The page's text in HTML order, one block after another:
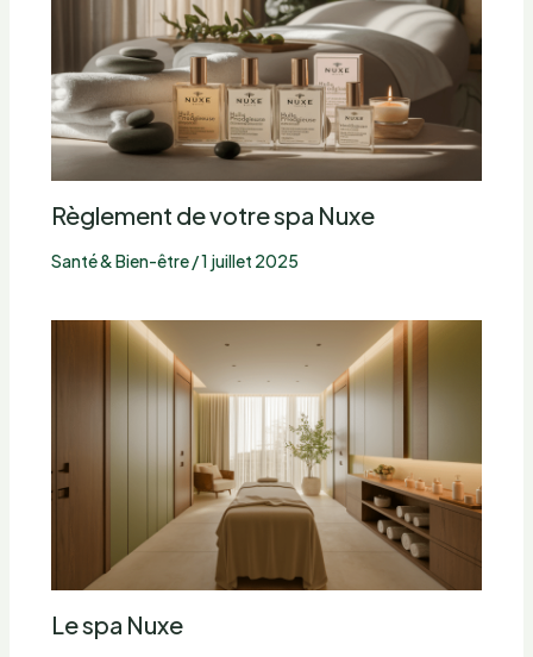
Règlement de votre spa Nuxe
Santé & Bien-être/1 juillet 2025
Le spa Nuxe